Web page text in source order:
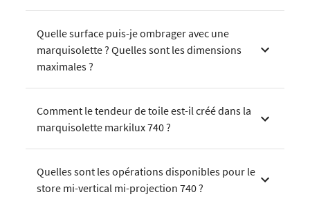
Quelle surface puis-je ombrager avec une
marquisolette ? Quelles sont les dimensions
maximales ?
Comment le tendeur de toile est-il créé dans la
marquisolette markilux 740 ?
Quelles sont les opérations disponibles pour le
store mi-vertical mi-projection 740 ?